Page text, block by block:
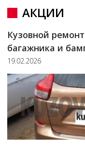
АКЦИИ
Кузовной
багажника и
19.02.2026